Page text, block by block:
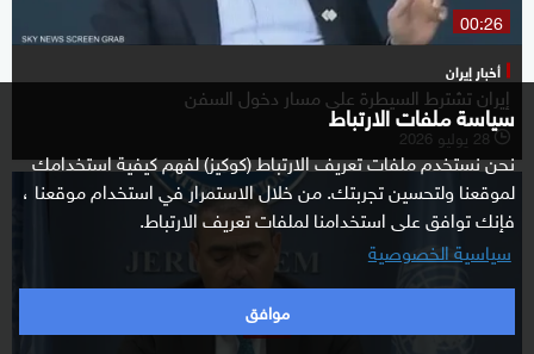
سياسة ملفات الارتباط
نحن نستخدم ملفات تعريف الارتباط (كوكيز) لفهم كيفية استخدامك
لموقعنا ولتحسين تجربتك. من خلال الاستمرار في استخدام موقعنا ،
فإنك توافق على استخدامنا لملفات تعريف الارتباط.
سياسية الخصوصية
موافق
00:26
أخبار إيران
إيران تشترط السيطرة على مسار دخول السفن
l 28 يوليو 2026